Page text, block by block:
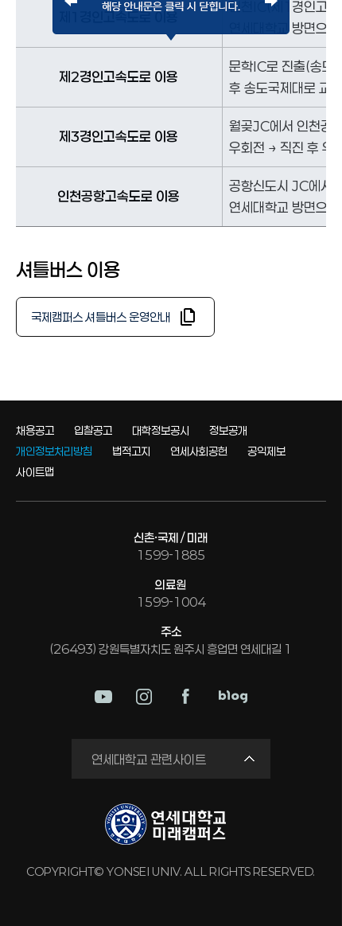
인천IC(제1경인고
연세대학교 방면으
제2경인고속도로 이용
문학IC로 진출(송도
후 송도국제대로 교
제3경인고속도로 이용
월곶JC에서 인천공
우회전 → 직진 후 우
인천공항고속도로 이용
공항신도시 JC에서
연세대학교 방면으
셔틀버스 이용
국제캠퍼스 셔틀버스 운영안내
채용공고 입찰공고 대학정보공시
정보공개
개인정보처리방침
법적고지 연세사회공헌
공익제보
사이트맵
신촌·국제 / 미래
1599-1885
의료원
1599-1004
주소
(26493) 강원특별자치도 원주시 흥업면 연세대길 1
COPYRIGHT© YONSEI UNIV. ALL RIGHTS RESERVED.
연세대학교 관련사이트
미래평생교육원
연구실 안전관리시스템
세브란스병원
강남세브란스병원